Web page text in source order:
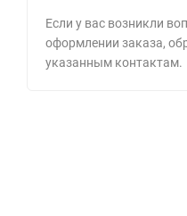
Если у вас возникли
оформлении заказа,
указанным контактам.